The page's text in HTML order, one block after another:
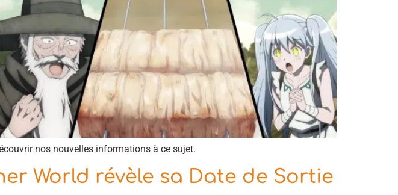
nos nouvelles informations à ce sujet.
World révèle sa Date de Sortie